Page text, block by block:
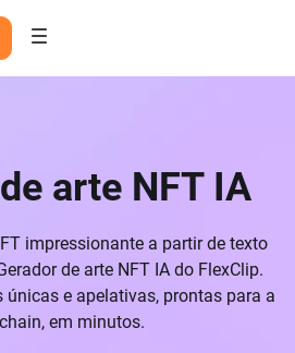
arte NFT IA
impressionante a partir de texto
de arte NFT IA do FlexClip.
e apelativas, prontas para a
em minutos.